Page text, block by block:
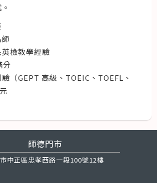
檢教學經驗
分
（GEPT 高級、TOEIC、TOEFL、
師德門市
中正區忠孝西路一段100號12樓